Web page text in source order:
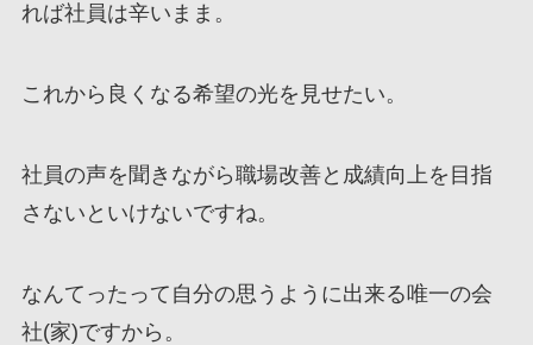
れば社員は辛いまま。
これから良くなる希望の光を見せたい。
社員の声を聞きながら職場改善と成績向上を目指
さないといけないですね。
なんてったって自分の思うように出来る唯一の会
社(家)ですから。